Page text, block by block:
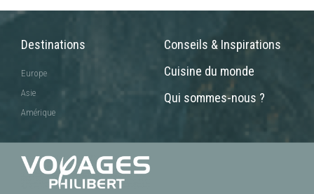
Destinations
Europe
Asie
Amérique
Conseils & Inspirations
Cuisine du monde
Qui sommes-nous ?